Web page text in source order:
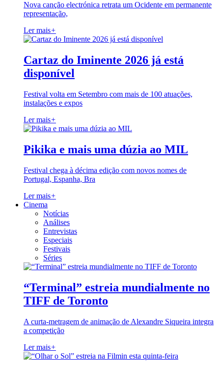
Nova canção electrónica retrata um Ocidente em permanente
representação,
Ler mais+
Cartaz do Iminente 2026 já está
disponível
Festival volta em Setembro com mais de 100 atuações,
instalações e expos
Ler mais+
Pikika e mais uma dúzia ao MIL
Festival chega à décima edição com novos nomes de
Portugal, Espanha, Bra
Ler mais+
Cinema
Notícias
Análises
Entrevistas
Especiais
Festivais
Séries
“Terminal” estreia mundialmente no
TIFF de Toronto
A curta-metragem de animação de Alexandre Siqueira integra
a competição
Ler mais+